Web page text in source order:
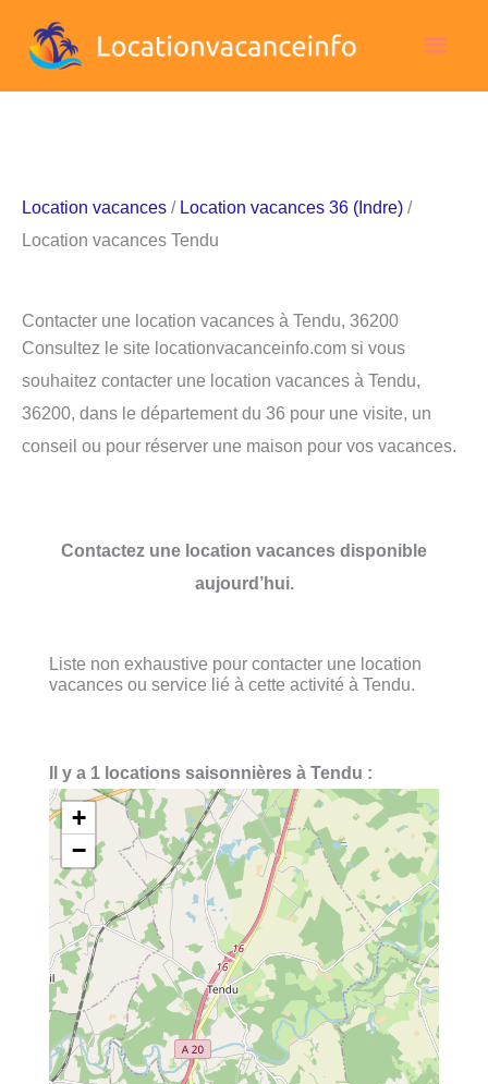
Location vacances / Location vacances 36 (Indre) /
Location vacances Tendu
Contacter une location vacances à Tendu, 36200
Consultez le site locationvacanceinfo.com si vous
souhaitez contacter une location vacances à Tendu,
36200, dans le département du 36 pour une visite, un
conseil ou pour réserver une maison pour vos vacances.
Contactez une location vacances disponible
aujourd’hui.
Liste non exhaustive pour contacter une location
vacances ou service lié à cette activité à Tendu.
Il y a 1 locations saisonnières à Tendu :
+
−